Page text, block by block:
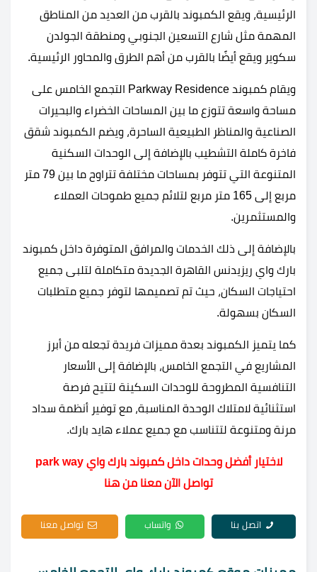
الرئيسية، ويقع الكمبوند بالقرب من العديد من المناطق
المهمة مثل شارع التسعين الجنوبي ومنطقة الجولدن
سكوير ويقع أيضًا بالقرب من أهم الطرق والمحاور الرئيسية.
ويقام كمبوند Parkway Residence التجمع الخامس على
مساحة واسعة تتوزع ما بين المساحات الخضراء والبحيرات
الصناعية والمناظر الطبيعية الساحرة، ويضم الكمبوند شقق
فاخرة كاملة التشطيب بالإضافة إلى الوحدات السكنية
المتنوعة التي تتوفر بمساحات مختلفة تتراوح ما بين 79 متر
مربع إلى 165 متر مربع لتلائم جميع طموحات العملاء
والمستثمرين.
بالإضافة إلى ذلك الخدمات والمرافق المتوفرة داخل كمبوند
بارك واي ريزيدنس القاهرة الجديدة متكاملة لتلبى جميع
احتياجات السكان، حيث تم تصميمها لتوفر جميع متطلبات
السكان بسهولة.
كما يتميز الكمبوند بعدة مميزات فريدة تجعله من أبرز
المشاريع في التجمع الخامس، بالإضافة إلى الأسعار
التنافسية المطروحة للوحدات السكينة لتتيح فرصة
استثنائية لامتلاك الوحدة المناسبة، مع توفير أنظمة سداد
مرنة ومتنوعة لتتناسب مع جميع عملاء هايد بارك.
لاختيار أفضل وحدات داخل كمبوند بارك واي park way
تواصل الآن معنا من هنا
اتصل بنا واتساب تواصل معنا